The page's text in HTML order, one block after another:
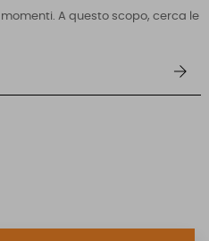
A questo scopo, cerca le